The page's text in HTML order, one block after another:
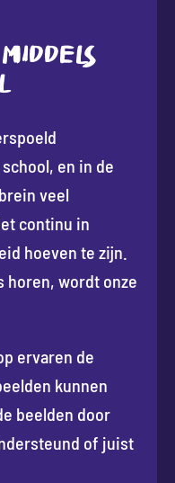
en in de
veel
continu in
hoeven te zijn.
horen, wordt onze
ervaren de
kunnen
beelden door
of juist